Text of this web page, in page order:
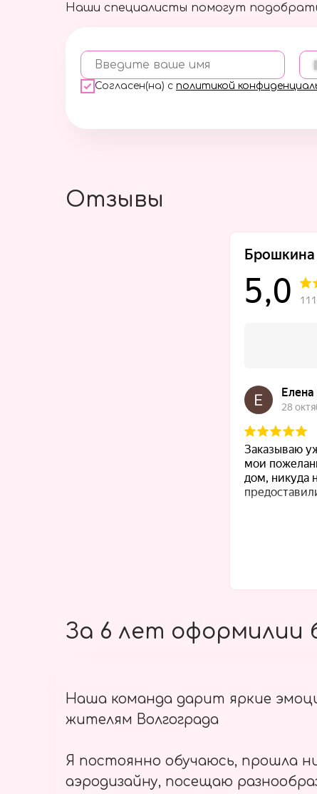
Наши специалисты помогут
Введите ваше имя
Согласен(на) с политикой
Отзывы
За 6 лет оформилии
Наша команда дарит яркие
жителям Волгограда
Я постоянно обучаюсь, прошла
аэродизайну, посещаю